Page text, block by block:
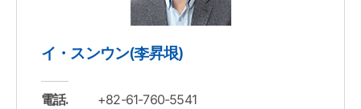
イ・スンウン(李昇垠)
電話. +82-61-760-5541